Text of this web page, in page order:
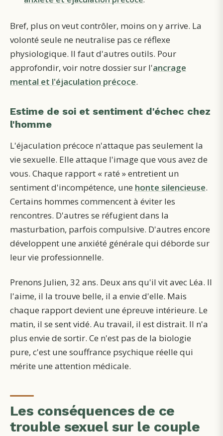
Bref, plus on veut contrôler, moins on y arrive. La
volonté seule ne neutralise pas ce réflexe
physiologique. Il faut d'autres outils. Pour
approfondir, voir notre dossier sur l'ancrage
mental et l'éjaculation précoce.
Estime de soi et sentiment d'échec chez
l'homme
L'éjaculation précoce n'attaque pas seulement la
vie sexuelle. Elle attaque l'image que vous avez de
vous. Chaque rapport « raté » entretient un
sentiment d'incompétence, une honte silencieuse.
Certains hommes commencent à éviter les
rencontres. D'autres se réfugient dans la
masturbation, parfois compulsive. D'autres encore
développent une anxiété générale qui déborde sur
leur vie professionnelle.
Prenons Julien, 32 ans. Deux ans qu'il vit avec Léa. Il
l'aime, il la trouve belle, il a envie d'elle. Mais
chaque rapport devient une épreuve intérieure. Le
matin, il se sent vidé. Au travail, il est distrait. Il n'a
plus envie de sortir. Ce n'est pas de la biologie
pure, c'est une souffrance psychique réelle qui
mérite une attention médicale.
Les conséquences de ce
trouble sexuel sur le couple